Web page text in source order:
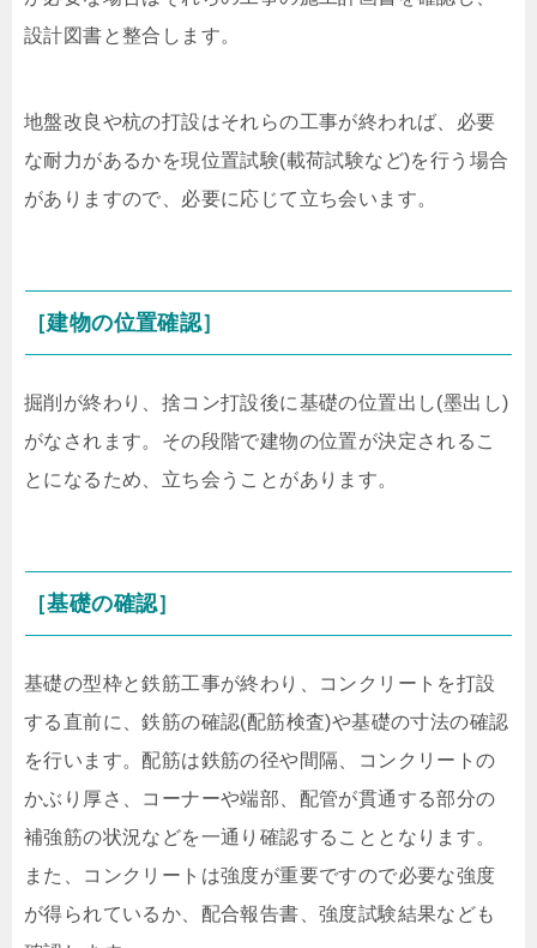
設計図書と整合します。
地盤改良や杭の打設はそれらの工事が終われば、必要
な耐力があるかを現位置試験(載荷試験など)を行う場合
がありますので、必要に応じて立ち会います。
［建物の位置確認］
掘削が終わり、捨コン打設後に基礎の位置出し(墨出し)
がなされます。その段階で建物の位置が決定されるこ
とになるため、立ち会うことがあります。
［基礎の確認］
基礎の型枠と鉄筋工事が終わり、コンクリートを打設
する直前に、鉄筋の確認(配筋検査)や基礎の寸法の確認
を行います。配筋は鉄筋の径や間隔、コンクリートの
かぶり厚さ、コーナーや端部、配管が貫通する部分の
補強筋の状況などを一通り確認することとなります。
また、コンクリートは強度が重要ですので必要な強度
が得られているか、配合報告書、強度試験結果なども